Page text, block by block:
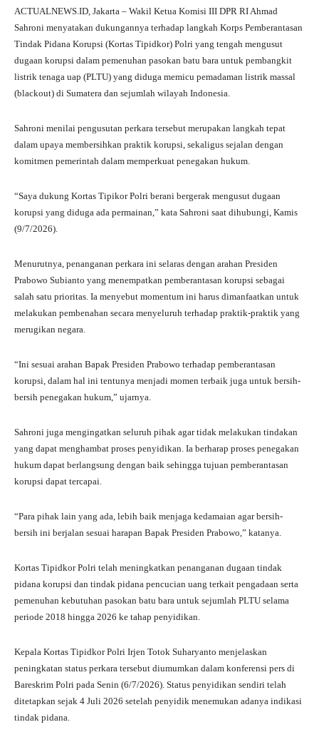
ts
A
pp
gr
a
m
bo
ok
tte
r
re
ACTUALNEWS.ID, Jakarta – Wakil Ketua Komisi III DPR RI Ahmad
Sahroni menyatakan dukungannya terhadap langkah Korps Pemberantasan
Tindak Pidana Korupsi (Kortas Tipidkor) Polri yang tengah mengusut
dugaan korupsi dalam pemenuhan pasokan batu bara untuk pembangkit
listrik tenaga uap (PLTU) yang diduga memicu pemadaman listrik massal
(blackout) di Sumatera dan sejumlah wilayah Indonesia.
Sahroni menilai pengusutan perkara tersebut merupakan langkah tepat
dalam upaya membersihkan praktik korupsi, sekaligus sejalan dengan
komitmen pemerintah dalam memperkuat penegakan hukum.
“Saya dukung Kortas Tipikor Polri berani bergerak mengusut dugaan
korupsi yang diduga ada permainan,” kata Sahroni saat dihubungi, Kamis
(9/7/2026).
Menurutnya, penanganan perkara ini selaras dengan arahan Presiden
Prabowo Subianto yang menempatkan pemberantasan korupsi sebagai
salah satu prioritas. Ia menyebut momentum ini harus dimanfaatkan untuk
melakukan pembenahan secara menyeluruh terhadap praktik-praktik yang
merugikan negara.
“Ini sesuai arahan Bapak Presiden Prabowo terhadap pemberantasan
korupsi, dalam hal ini tentunya menjadi momen terbaik juga untuk bersih-
bersih penegakan hukum,” ujarnya.
Sahroni juga mengingatkan seluruh pihak agar tidak melakukan tindakan
yang dapat menghambat proses penyidikan. Ia berharap proses penegakan
hukum dapat berlangsung dengan baik sehingga tujuan pemberantasan
korupsi dapat tercapai.
“Para pihak lain yang ada, lebih baik menjaga kedamaian agar bersih-
bersih ini berjalan sesuai harapan Bapak Presiden Prabowo,” katanya.
Kortas Tipidkor Polri telah meningkatkan penanganan dugaan tindak
pidana korupsi dan tindak pidana pencucian uang terkait pengadaan serta
pemenuhan kebutuhan pasokan batu bara untuk sejumlah PLTU selama
periode 2018 hingga 2026 ke tahap penyidikan.
Kepala Kortas Tipidkor Polri Irjen Totok Suharyanto menjelaskan
peningkatan status perkara tersebut diumumkan dalam konferensi pers di
Bareskrim Polri pada Senin (6/7/2026). Status penyidikan sendiri telah
ditetapkan sejak 4 Juli 2026 setelah penyidik menemukan adanya indikasi
tindak pidana.